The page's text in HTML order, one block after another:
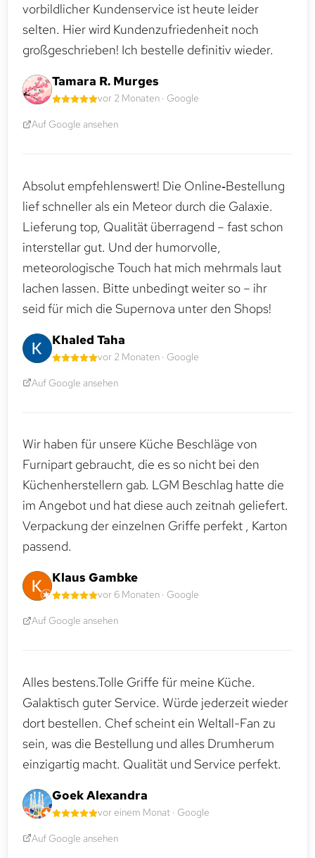
vorbildlicher Kundenservice ist heute leider
selten. Hier wird Kundenzufriedenheit noch
großgeschrieben! Ich bestelle definitiv wieder.
Tamara R. Murges
vor 2 Monaten · Google
Auf Google ansehen
Absolut empfehlenswert! Die Online‑Bestellung
lief schneller als ein Meteor durch die Galaxie.
Lieferung top, Qualität überragend – fast schon
interstellar gut. Und der humorvolle,
meteorologische Touch hat mich mehrmals laut
lachen lassen. Bitte unbedingt weiter so – ihr
seid für mich die Supernova unter den Shops!
Khaled Taha
vor 2 Monaten · Google
Auf Google ansehen
Wir haben für unsere Küche Beschläge von
Furnipart gebraucht, die es so nicht bei den
Küchenherstellern gab. LGM Beschlag hatte die
im Angebot und hat diese auch zeitnah geliefert.
Verpackung der einzelnen Griffe perfekt , Karton
passend.
Klaus Gambke
vor 6 Monaten · Google
Auf Google ansehen
Alles bestens.Tolle Griffe für meine Küche.
Galaktisch guter Service. Würde jederzeit wieder
dort bestellen. Chef scheint ein Weltall-Fan zu
sein, was die Bestellung und alles Drumherum
einzigartig macht. Qualität und Service perfekt.
Goek Alexandra
vor einem Monat · Google
Auf Google ansehen